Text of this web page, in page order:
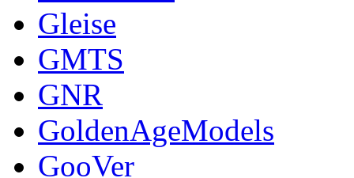
Gleise
GMTS
GNR
GoldenAgeModels
GooVer